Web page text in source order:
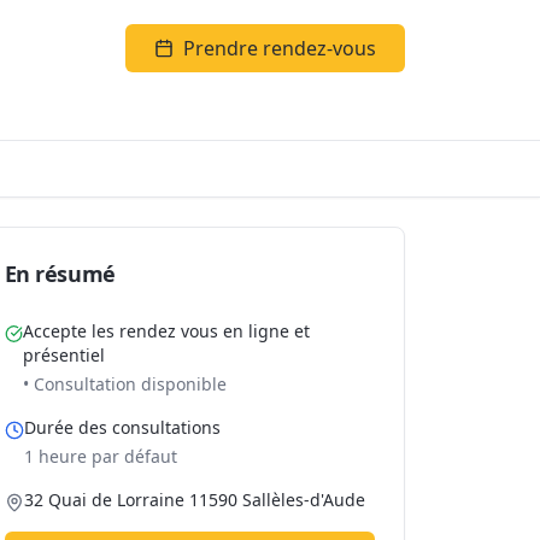
Prendre rendez-vous
En résumé
Accepte les rendez vous en ligne et
présentiel
• Consultation disponible
Durée des consultations
1 heure par défaut
32 Quai de Lorraine 11590 Sallèles-d'Aude